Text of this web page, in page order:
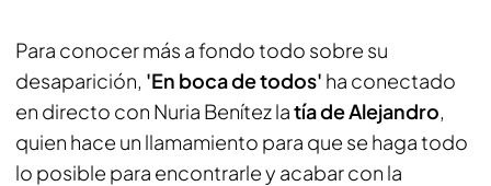
Para conocer más a fondo todo sobre su
desaparición, 'En boca de todos' ha conectado
en directo con Nuria Benítez latía de Alejandro,
quien hace un llamamiento para que se haga todo
lo posible para encontrarle y acabar con la